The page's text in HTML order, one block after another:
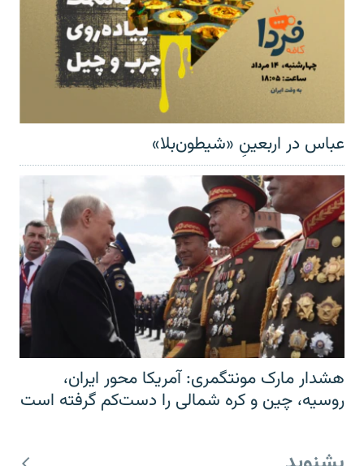
عباس در اربعینِ «شیطون‌بلا»
هشدار مارک مونتگمری: آمریکا محور ایران،
روسیه، چین و کره شمالی را دست‌کم گرفته است